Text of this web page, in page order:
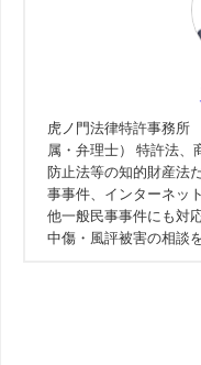
虎ノ門法律特許事務所
属・弁理士） 特許法、
防止法等の知的財産法
事事件、インターネッ
他一般民事事件にも対
中傷・風評被害の相談